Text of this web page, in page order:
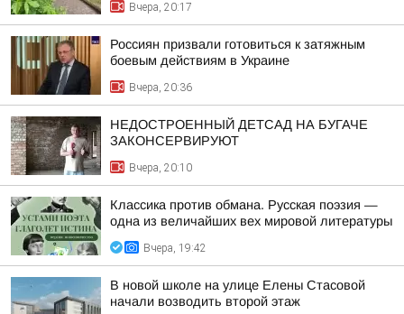
Вчера, 20:17
Россиян призвали готовиться к затяжным
боевым действиям в Украине
Вчера, 20:36
НЕДОСТРОЕННЫЙ ДЕТСАД НА БУГАЧЕ
ЗАКОНСЕРВИРУЮТ
Вчера, 20:10
Классика против обмана. Русская поэзия —
одна из величайших вех мировой литературы
Вчера, 19:42
В новой школе на улице Елены Стасовой
начали возводить второй этаж